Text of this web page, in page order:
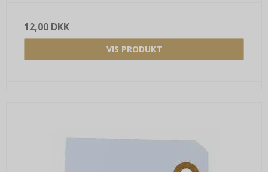
12,00 DKK
VIS PRODUKT